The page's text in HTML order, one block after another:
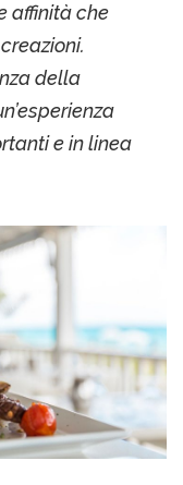
affinità che
della
e in linea